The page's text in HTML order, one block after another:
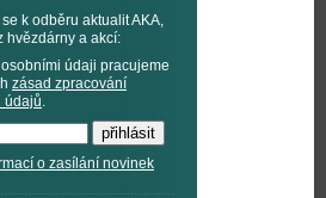
k odběru aktualit AKA,
hvězdárny a akcí:
údaji pracujeme
zásad zpracování
údajů.
o zasílání novinek